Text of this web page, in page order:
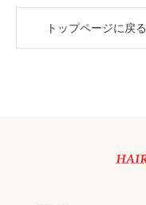
トップページに戻る